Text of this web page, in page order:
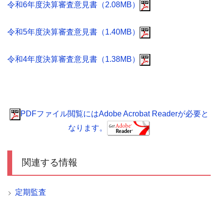
令和6年度決算審査意見書（2.08MB）
令和5年度決算審査意見書（1.40MB）
令和4年度決算審査意見書（1.38MB）
PDFファイル閲覧にはAdobe Acrobat Readerが必要と
なります。
関連する情報
定期監査